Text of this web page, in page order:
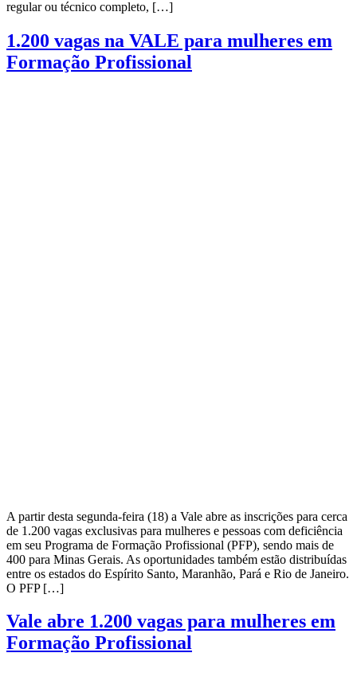
regular ou técnico completo, […]
1.200 vagas na VALE para mulheres em
Formação Profissional
A partir desta segunda-feira (18) a Vale abre as inscrições para cerca
de 1.200 vagas exclusivas para mulheres e pessoas com deficiência
em seu Programa de Formação Profissional (PFP), sendo mais de
400 para Minas Gerais. As oportunidades também estão distribuídas
entre os estados do Espírito Santo, Maranhão, Pará e Rio de Janeiro.
O PFP […]
Vale abre 1.200 vagas para mulheres em
Formação Profissional